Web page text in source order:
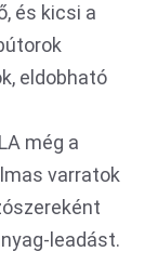
és kicsi a
eldobható
még a
varratok
leadást.